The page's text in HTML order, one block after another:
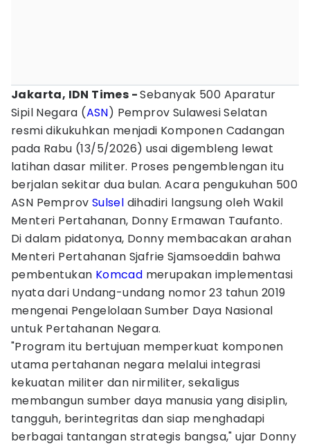
Jakarta, IDN Times -Sebanyak 500 Aparatur
Sipil Negara (ASN) Pemprov Sulawesi Selatan
resmi dikukuhkan menjadi Komponen Cadangan
pada Rabu (13/5/2026) usai digembleng lewat
latihan dasar militer. Proses pengemblengan itu
berjalan sekitar dua bulan. Acara pengukuhan 500
ASN Pemprov Sulsel dihadiri langsung oleh Wakil
Menteri Pertahanan, Donny Ermawan Taufanto.
Di dalam pidatonya, Donny membacakan arahan
Menteri Pertahanan Sjafrie Sjamsoeddin bahwa
pembentukan Komcad merupakan implementasi
nyata dari Undang-undang nomor 23 tahun 2019
mengenai Pengelolaan Sumber Daya Nasional
untuk Pertahanan Negara.
"Program itu bertujuan memperkuat komponen
utama pertahanan negara melalui integrasi
kekuatan militer dan nirmiliter, sekaligus
membangun sumber daya manusia yang disiplin,
tangguh, berintegritas dan siap menghadapi
berbagai tantangan strategis bangsa," ujar Donny